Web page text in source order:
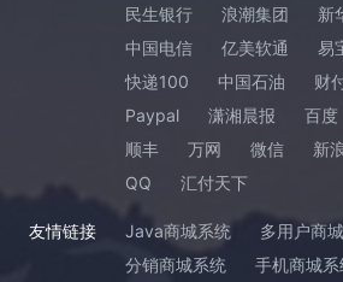
民生银行
浪潮集团 新
中国电信
亿美软通 易
快递100
中国石油 财
Paypal
潇湘晨报 百度
顺丰
万网 微信 新
QQ
汇付天下
友情链接 Java商城系统
多用户商
分销商城系统
手机商城系